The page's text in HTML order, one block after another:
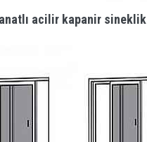
acilir kapanir sineklik